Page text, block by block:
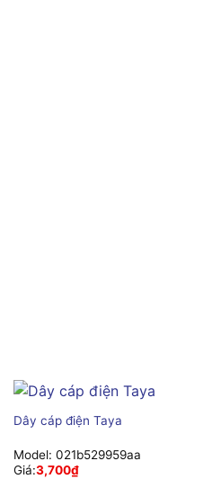
Dây cáp điện Taya
Model: 021b529959aa
Giá:3,700₫